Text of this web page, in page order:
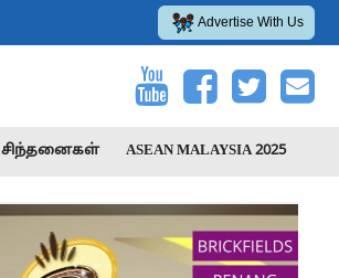
Advertise With Us
சிந்தனைகள் ASEAN MALAYSIA 2025